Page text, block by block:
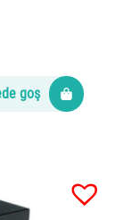
goş